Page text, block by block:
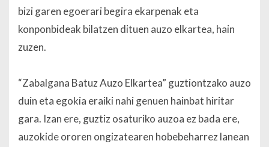
bizi garen egoerari begira ekarpenak eta
konponbideak bilatzen dituen auzo elkartea, hain
zuzen.
“Zabalgana Batuz Auzo Elkartea” guztiontzako auzo
duin eta egokia eraiki nahi genuen hainbat hiritar
gara. Izan ere, guztiz osaturiko auzoa ez bada ere,
auzokide ororen ongizatearen hobebeharrez lanean